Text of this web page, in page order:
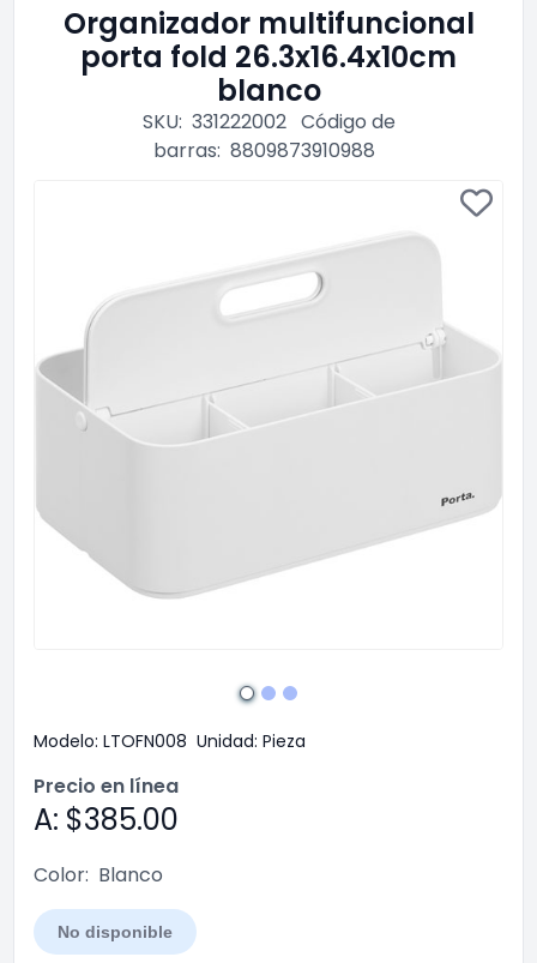
Organizador multifuncional
porta fold 26.3x16.4x10cm
blanco
SKU: 331222002 Código de
barras: 8809873910988
Modelo: LTOFN008 Unidad: Pieza
Precio en línea
A: $385.00
Color: Blanco
No disponible